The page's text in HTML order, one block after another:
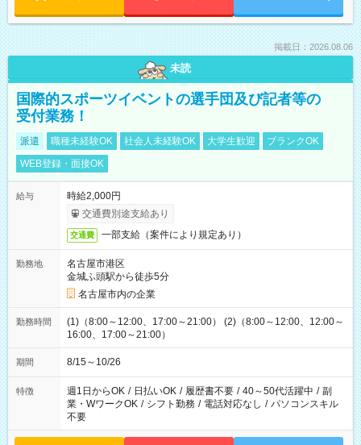
掲載日：2026.08.06
未読
国際的スポーツイベントの選手団及び記者等の
受付業務！
派遣 職種未経験OK 社会人未経験OK 大学生歓迎
ブランクOK
WEB登録・面接OK
給与
時給2,000円
交通費別途支給あり
交通費 一部支給（案件により規定あり）
勤務地
名古屋市港区
金城ふ頭駅から徒歩5分
名古屋市内の企業
勤務時間
(1)（8:00～12:00、17:00～21:00） (2)（8:00～12:00、12:00～
16:00、17:00～21:00）
期間 8/15～10/26
特徴 週1日からOK / 日払いOK / 履歴書不要 / 40～50代活躍中 / 副
業・WワークOK / シフト勤務 / 電話対応なし / パソコンスキル
不要